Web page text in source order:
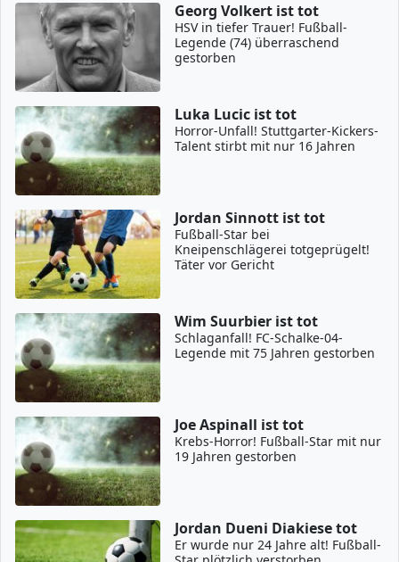
Georg Volkert ist tot
HSV in tiefer Trauer! Fußball-
Legende (74) überraschend
gestorben
Luka Lucic ist tot
Horror-Unfall! Stuttgarter-Kickers-
Talent stirbt mit nur 16 Jahren
Jordan Sinnott ist tot
Fußball-Star bei
Kneipenschlägerei totgeprügelt!
Täter vor Gericht
Wim Suurbier ist tot
Schlaganfall! FC-Schalke-04-
Legende mit 75 Jahren gestorben
Joe Aspinall ist tot
Krebs-Horror! Fußball-Star mit nur
19 Jahren gestorben
Jordan Dueni Diakiese tot
Er wurde nur 24 Jahre alt! Fußball-